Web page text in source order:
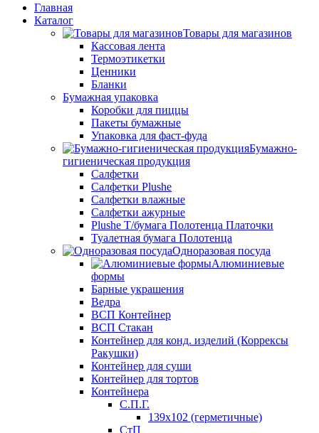
Главная
Каталог
Товары для магазинов
Кассовая лента
Термоэтикетки
Ценники
Бланки
Бумажная упаковка
Коробки для пиццы
Пакеты бумажные
Упаковка для фаст-фуда
Бумажно-
гигиеническая продукция
Салфетки
Салфетки Plushe
Салфетки влажные
Салфетки ажурные
Plushe Т/бумага Полотенца Платочки
Туалетная бумага Полотенца
Одноразовая посуда
Алюминиевые
формы
Барные украшения
Ведра
ВСП Контейнер
ВСП Стакан
Контейнер для конд. изделий (Коррексы
Ракушки)
Контейнер для суши
Контейнер для тортов
Контейнера
С.П.Г.
139х102 (герметичные)
СтП